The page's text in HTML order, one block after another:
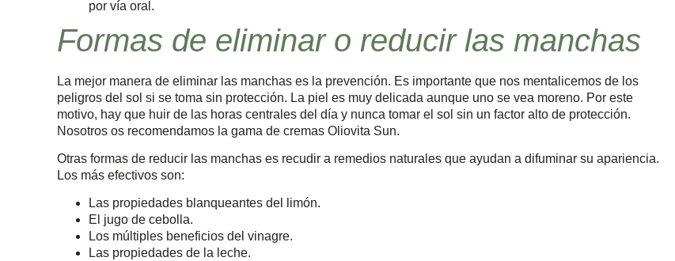
por vía oral.
Formas de eliminar o reducir las manchas
La mejor manera de eliminar las manchas es la prevención. Es importante que nos mentalicemos de los
peligros del sol si se toma sin protección. La piel es muy delicada aunque uno se vea moreno. Por este
motivo, hay que huir de las horas centrales del día y nunca tomar el sol sin un factor alto de protección.
Nosotros os recomendamos la gama de cremas Oliovita Sun.
Otras formas de reducir las manchas es recudir a remedios naturales que ayudan a difuminar su apariencia.
Los más efectivos son:
Las propiedades blanqueantes del limón.
El jugo de cebolla.
Los múltiples beneficios del vinagre.
Las propiedades de la leche.